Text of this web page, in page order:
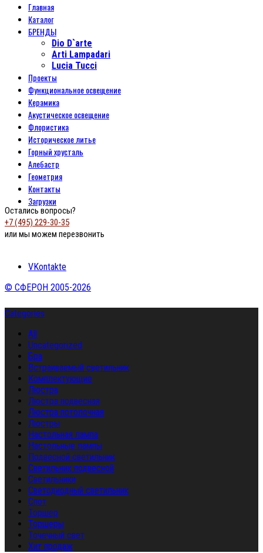
Главная
Каталог
БРЕНДЫ
Dio D`arte
Arti Lampadari
Lucia Tucci
Проекты
Функциональное освещение
Керамика
Акустическое освещение
Флористика
Историческое литье
Горный хрусталь
Алебастр
Геометрия
Контакты
Загрузки
Остались вопросы?
+7 (495) 229-30-35
или мы можем перезвонить
VKontakte
© СФЕРОН 2005-2026
Categories
All
Uncategorized
Бра
Встраиваемый светильник
Комплектующие
Люстра
Люстра подвесная
Люстра потолочная
Люстры
Настольная лампа
Настольные лампы
Подвесной светильник
Светильник подвесной
Светильники
Светодиодный светильник
Спот
Торшер
Торшеры
Точечный свет
Хит продаж